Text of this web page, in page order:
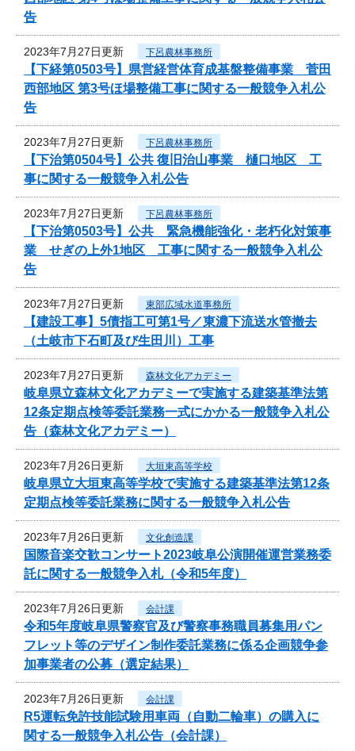
告
2023年7月27日更新 下呂農林事務所
【下経第0503号】県営経営体育成基盤整備事業 菅田
西部地区 第3号ほ場整備工事に関する一般競争入札公
告
2023年7月27日更新 下呂農林事務所
【下治第0504号】公共 復旧治山事業 樋口地区 工
事に関する一般競争入札公告
2023年7月27日更新 下呂農林事務所
【下治第0503号】公共 緊急機能強化・老朽化対策事
業 せぎの上外1地区 工事に関する一般競争入札公
告
2023年7月27日更新 東部広域水道事務所
【建設工事】5債指工可第1号／東濃下流送水管撤去
（土岐市下石町及び生田川）工事
2023年7月27日更新 森林文化アカデミー
岐阜県立森林文化アカデミーで実施する建築基準法第
12条定期点検等委託業務一式にかかる一般競争入札公
告（森林文化アカデミー）
2023年7月26日更新 大垣東高等学校
岐阜県立大垣東高等学校で実施する建築基準法第12条
定期点検等委託業務に関する一般競争入札公告
2023年7月26日更新 文化創造課
国際音楽交歓コンサート2023岐阜公演開催運営業務委
託に関する一般競争入札（令和5年度）
2023年7月26日更新 会計課
令和5年度岐阜県警察官及び警察事務職員募集用パン
フレット等のデザイン制作委託業務に係る企画競争参
加事業者の公募（選定結果）
2023年7月26日更新 会計課
R5運転免許技能試験用車両（自動二輪車）の購入に
関する一般競争入札公告（会計課）